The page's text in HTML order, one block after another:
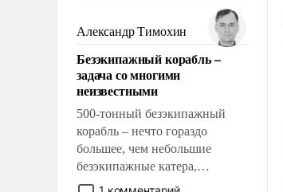
мужественным и твердым под
ударами судьбы, брать на себя
ответственность, помогать
слабым, идти вперед и
адаптироваться.
Александр Тимохин
Безэкипажный корабль –
задача со многими
неизвестными
500-тонный безэкипажный
корабль – нечто гораздо
большее, чем небольшие
безэкипажные катера,
применение которых уже